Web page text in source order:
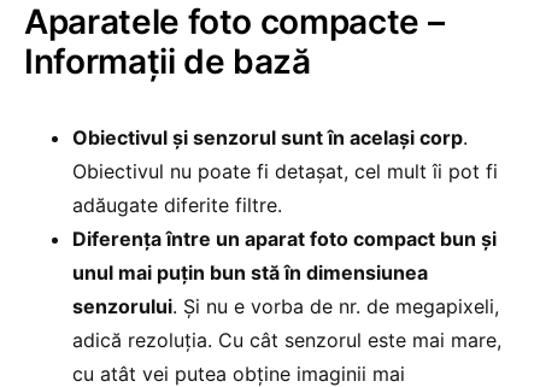
Aparatele foto compacte –
Informații de bază
Obiectivul și senzorul sunt în același corp.
Obiectivul nu poate fi detașat, cel mult îi pot fi
adăugate diferite filtre.
Diferența între un aparat foto compact bun și
unul mai puțin bun stă în dimensiunea
senzorului. Și nu e vorba de nr. de megapixeli,
adică rezoluția. Cu cât senzorul este mai mare,
cu atât vei putea obține imaginii mai